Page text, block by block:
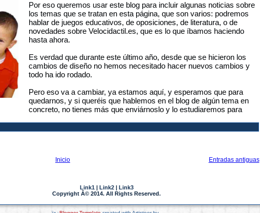
Por eso queremos usar este blog para incluir algunas noticias sobre
los temas que se tratan en esta página, que son varios: podremos
hablar de juegos educativos, de oposiciones, de literatura, o de
novedades sobre Velocidactil.es, que es lo que íbamos haciendo
hasta ahora.
Es verdad que durante este último año, desde que se hicieron los
cambios de diseño no hemos necesitado hacer nuevos cambios y
todo ha ido rodado.
Pero eso va a cambiar, ya estamos aquí, y esperamos que para
quedarnos, y si queréis que hablemos en el blog de algún tema en
concreto, no tienes más que enviárnoslo y lo estudiaremos para
Entradas antiguas
Inicio
Link1| Link2| Link3
Copyright Â© 2014. All Rights Reserved.